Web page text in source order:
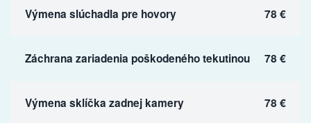
Výmena slúchadla pre hovory 78 €
Záchrana zariadenia poškodeného tekutinou 78 €
Výmena sklíčka zadnej kamery 78 €